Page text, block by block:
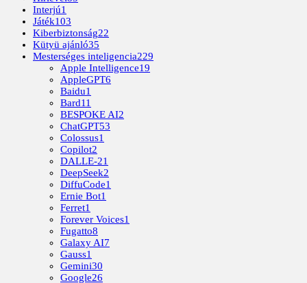
Interjú1
Játék103
Kiberbiztonság22
Kütyü ajánló35
Mesterséges inteligencia229
Apple Intelligence19
AppleGPT6
Baidu1
Bard11
BESPOKE AI2
ChatGPT53
Colossus1
Copilot2
DALLE-21
DeepSeek2
DiffuCode1
Ernie Bot1
Ferret1
Forever Voices1
Fugatto8
Galaxy AI7
Gauss1
Gemini30
Google26